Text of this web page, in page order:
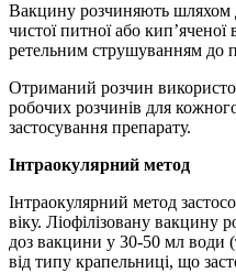
Вакцину розчиняють шляхом
чистої питної або
ретельним струшуванням до
Отриманий розчин
робочих розчинів для
застосування препарату.
Інтраокулярний метод
Інтраокулярний метод
віку. Ліофілізовану вакцину
доз вакцини у 30-50 мл води
від типу крапельниці, що